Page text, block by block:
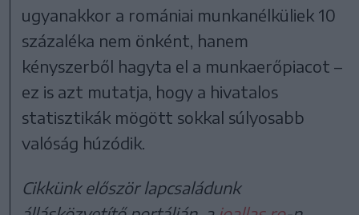
ugyanakkor a romániai munkanélküliek 10
százaléka nem önként, hanem
kényszerből hagyta el a munkaerőpiacot –
ez is azt mutatja, hogy a hivatalos
statisztikák mögött sokkal súlyosabb
valóság húzódik.
Cikkünk először lapcsaládunk